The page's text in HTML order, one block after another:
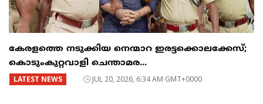
കേരളത്തെ നടുക്കിയ നെന്മാറ ഇരട്ടക്കൊലക്കേസ്;
കൊടുംകുറ്റവാളി ചെന്താമര...
LATEST NEWS JUL 20, 2026, 6:34 AM GMT+0000